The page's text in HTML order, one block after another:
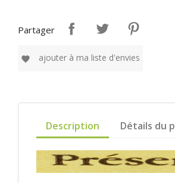
Partager
favorite ajouter à ma liste d'envies
Description Détails du